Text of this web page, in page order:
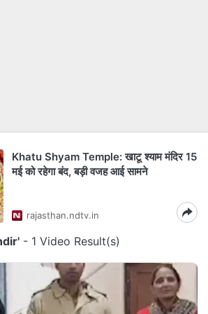
Khatu Shyam Temple: खाटू श्याम मंदिर 15
मई को रहेगा बंद, बड़ी वजह आई सामने
rajasthan.ndtv.in
- 1 Video Result(s)